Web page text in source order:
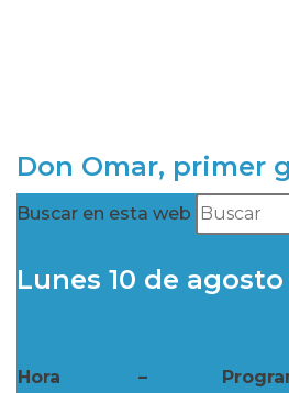
Don Omar, primer
Buscar en esta web
Lunes 10 de agosto
Hora –